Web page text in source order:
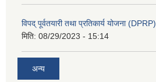
विपद् पूर्वतयारी तथा प्रतिकार्य योजना (DPRP)
मिति: 08/29/2023 - 15:14
अन्य